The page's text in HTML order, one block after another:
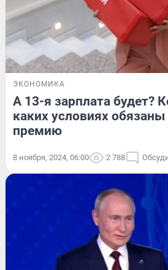
ЭКОНОМИКА
А 13-я зарплата будет?
каких условиях
премию
8 ноября, 2024, 06:00 2 788